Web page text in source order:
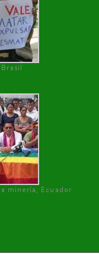
minería, Ecuador